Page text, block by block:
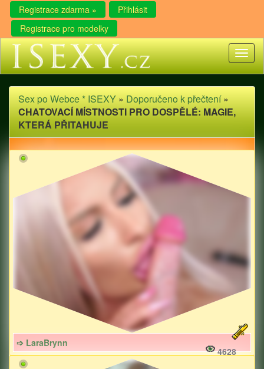
Registrace zdarma »
Přihlásit
Registrace pro modelky
Sex po Webce * ISEXY » Doporučeno k přečtení»
CHATOVACÍ MÍSTNOSTI PRO DOSPĚLÉ: MAGIE,
KTERÁ PŘITAHUJE
➩ LaraBrynn
4628